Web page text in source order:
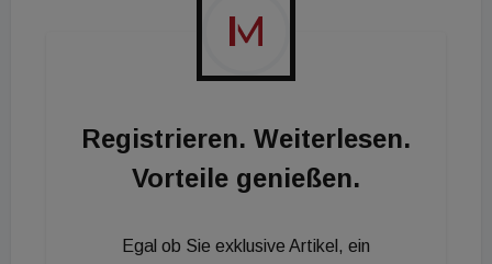
Wahl ist damals auf das Produkt „Ei650“ gefallen.
bisher rund 57.000 Stück
montiert. Jeder der Melder wurde an die Decke
Mehraufwand bei der Montage, macht sich aber
langfristig zu hundert Prozent bezahlt. Es gibt keine
Langzeiterfahrung zeigt, dass sich die
Registrieren. Weiterlesen.
Vorteile genießen.
Egal ob Sie exklusive Artikel, ein